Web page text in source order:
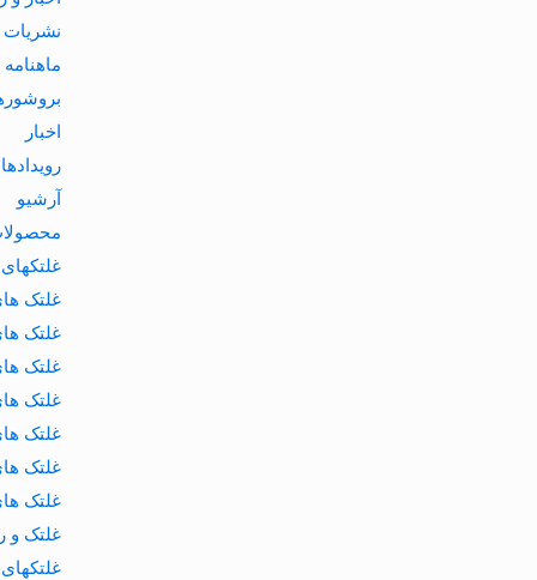
نشریات
اخبار
آرشیو
غلتک
غلتک
غلتک
غلتک
غلتک
غلتک
غلتک
غلتک و